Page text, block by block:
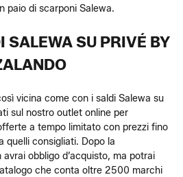
paio di scarponi Salewa.
SALEWA SU PRIVÉ BY
vicina come con i saldi Salewa su
sul nostro outlet online per
a tempo limitato con prezzi fino
quelli consigliati. Dopo la
obbligo d’acquisto, ma potrai
che conta oltre 2500 marchi